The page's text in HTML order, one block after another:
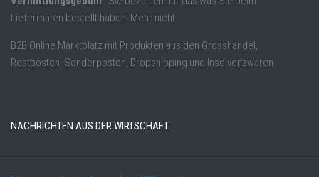
Lieferranten bestellt haben! Mehr nicht.
B2B Online Marktplatz mit Produkten aus den Grosshandel,
Restposten, Sonderposten, Dropshipping und Insolvenzwaren.
NACHRICHTEN AUS DER WIRTSCHAFT